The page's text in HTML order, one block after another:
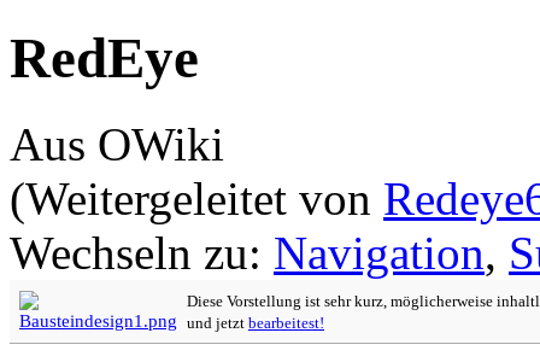
RedEye
Aus OWiki
(Weitergeleitet von
Wechseln zu: Navigation,
Diese Vorstellung ist sehr kurz, möglicherweise
und jetzt bearbeitest!